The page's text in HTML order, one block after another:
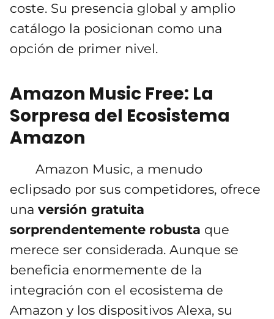
coste. Su presencia global y amplio
catálogo la posicionan como una
opción de primer nivel.
Amazon Music Free: La
Sorpresa del Ecosistema
Amazon
Amazon Music, a menudo
eclipsado por sus competidores, ofrece
una versión gratuita
sorprendentemente robusta que
merece ser considerada. Aunque se
beneficia enormemente de la
integración con el ecosistema de
Amazon y los dispositivos Alexa, su